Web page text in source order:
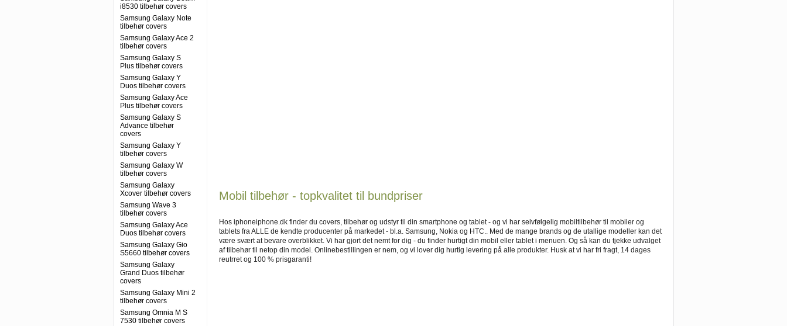
i8530 tilbehør covers
Samsung Galaxy Note
tilbehør covers
Samsung Galaxy Ace 2
tilbehør covers
Samsung Galaxy S
Plus tilbehør covers
Samsung Galaxy Y
Duos tilbehør covers
Samsung Galaxy Ace
Plus tilbehør covers
Samsung Galaxy S
Advance tilbehør
covers
Samsung Galaxy Y
tilbehør covers
Samsung Galaxy W
tilbehør covers
Samsung Galaxy
Xcover tilbehør covers
Samsung Wave 3
tilbehør covers
Samsung Galaxy Ace
Duos tilbehør covers
Samsung Galaxy Gio
S5660 tilbehør covers
Samsung Galaxy
Grand Duos tilbehør
covers
Samsung Galaxy Mini 2
tilbehør covers
Samsung Omnia M S
7530 tilbehør covers
Mobil tilbehør - topkvalitet til bundpriser
Hos iphoneiphone.dk finder du covers, tilbehør og udstyr til din smartphone og tablet - og vi har selvfølgelig mobiltilbehør til mobiler og
tablets fra ALLE de kendte producenter på markedet - bl.a. Samsung, Nokia og HTC.. Med de mange brands og de utallige modeller kan det
være svært at bevare overblikket. Vi har gjort det nemt for dig - du finder hurtigt din mobil eller tablet i menuen. Og så kan du tjekke udvalget
af tilbehør til netop din model. Onlinebestillingen er nem, og vi lover dig hurtig levering på alle produkter. Husk at vi har fri fragt, 14 dages
reutrret og 100 % prisgaranti!